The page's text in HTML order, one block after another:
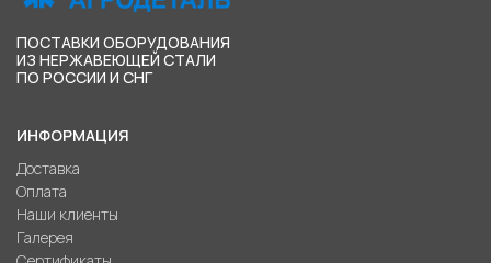
ПОСТАВКИ ОБОРУДОВАНИЯ
ИЗ НЕРЖАВЕЮЩЕЙ СТАЛИ
ПО РОССИИ И СНГ
ИНФОРМАЦИЯ
Доставка
Оплата
Наши клиенты
Галерея